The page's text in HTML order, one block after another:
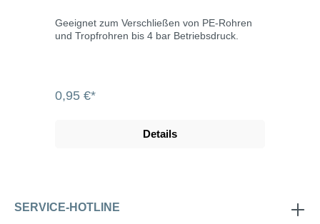
Geeignet zum Verschließen von PE-Rohren
und Tropfrohren bis 4 bar Betriebsdruck.
0,95 €*
Details
SERVICE-HOTLINE